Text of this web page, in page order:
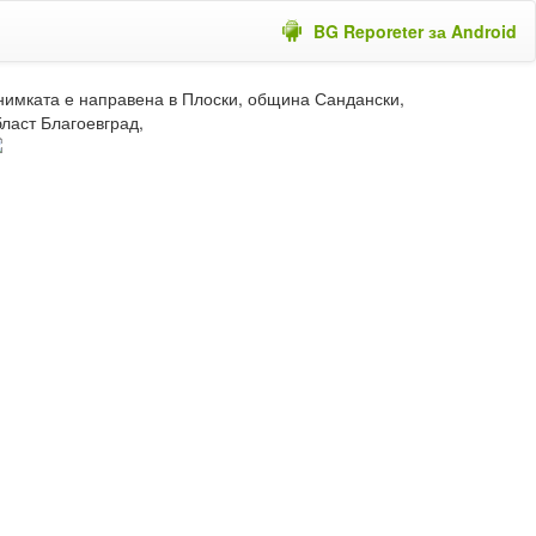
BG Reporeter за Android
е направена в Плоски, община Сандански,
Благоевград,